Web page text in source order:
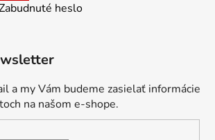
heslo
a my Vám budeme zasielať informácie
na našom e-shope.